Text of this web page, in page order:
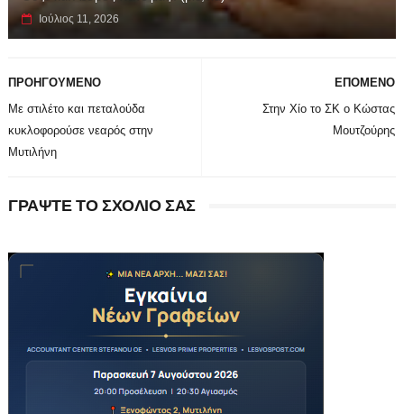
Ιούλιος 11, 2026
ΕΠΟΜΕΝΟ
Στην Χίο το ΣΚ ο Κώστας
Μουτζούρης
ΠΡΟΗΓΟΥΜΕΝΟ
Με στιλέτο και πεταλούδα
κυκλοφορούσε νεαρός στην
Μυτιλήνη
ΓΡΑΨΤΕ ΤΟ ΣΧΟΛΙΟ ΣΑΣ